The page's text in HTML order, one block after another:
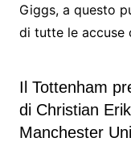
Giggs, a questo
di tutte le accuse
Il Tottenham
di Christian
Manchester